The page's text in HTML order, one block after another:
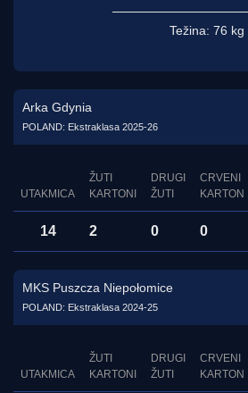
Težina: 76 kg
Arka Gdynia
POLAND: Ekstraklasa 2025-26
UTAKMICA
ŽUTI
KARTONI
DRUGI
ŽUTI
CRVENI
KARTON
14 2 0 0
MKS Puszcza Niepołomice
POLAND: Ekstraklasa 2024-25
UTAKMICA
ŽUTI
KARTONI
DRUGI
ŽUTI
CRVENI
KARTON